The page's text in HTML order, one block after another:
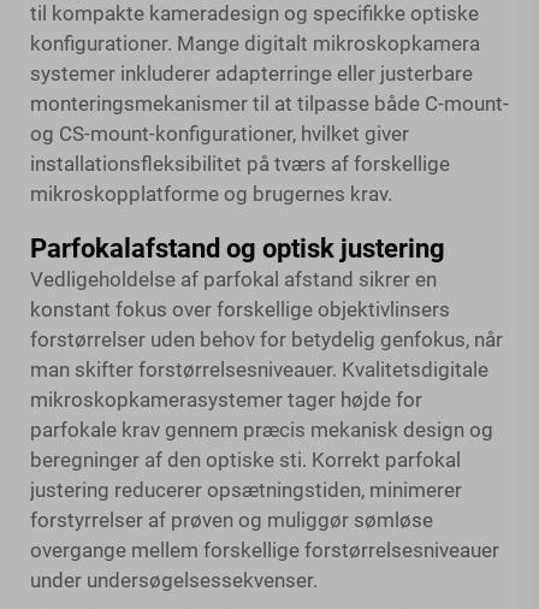
til kompakte kameradesign og specifikke optiske
konfigurationer. Mange digitalt mikroskopkamera
systemer inkluderer adapterringe eller justerbare
monteringsmekanismer til at tilpasse både C-mount-
og CS-mount-konfigurationer, hvilket giver
installationsfleksibilitet på tværs af forskellige
mikroskopplatforme og brugernes krav.
Parfokalafstand og optisk justering
Vedligeholdelse af parfokal afstand sikrer en
konstant fokus over forskellige objektivlinsers
forstørrelser uden behov for betydelig genfokus, når
man skifter forstørrelsesniveauer. Kvalitetsdigitale
mikroskopkamerasystemer tager højde for
parfokale krav gennem præcis mekanisk design og
beregninger af den optiske sti. Korrekt parfokal
justering reducerer opsætningstiden, minimerer
forstyrrelser af prøven og muliggør sømløse
overgange mellem forskellige forstørrelsesniveauer
under undersøgelsessekvenser.